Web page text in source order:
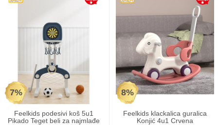
7%
Feelkids podesivi koš 5u1
Pikado Teget beli za najmlađe
8%
Feelkids klackalica guralica
Konjić 4u1 Crvena